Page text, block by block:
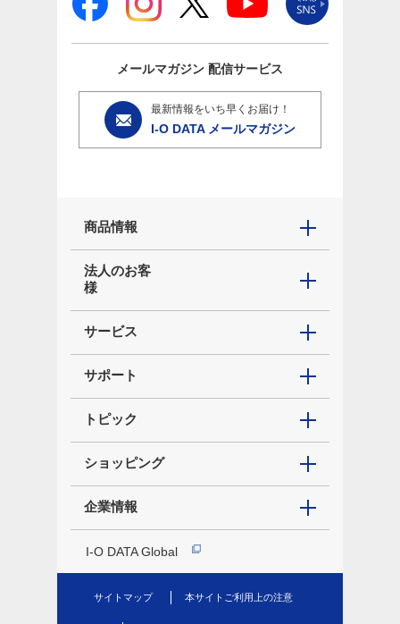
メールマガジン 配信サービス
最新情報をいち早くお届け！
I-O DATA メールマガジン
商品情報
法人のお客
様
サービス
サポート
トピック
ショッピング
企業情報
I-O DATA Global
サイトマップ 本サイトご利用上の注意